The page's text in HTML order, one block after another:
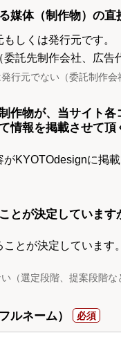
媒体（制作物）の
しくは発行元です。
託先制作会社、広告
行元でない（委託制作会
作物が、当サイト
情報を掲載させて頂
KYOTOdesignに掲
とが決定しています
とが決定しています。
（選定段階、提案段階な
ルネーム）